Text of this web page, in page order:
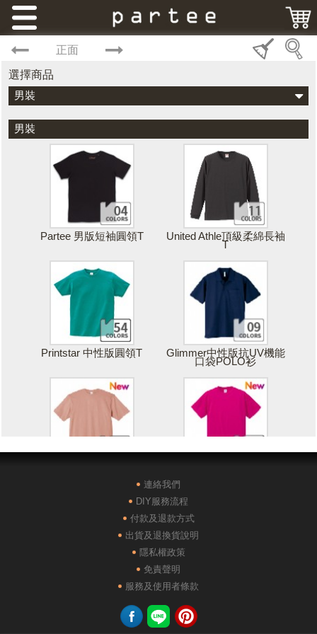
正面
選擇商品
男裝
男裝
Partee 男版短袖圓領T United Athle頂級柔綿長袖
T
Printstar 中性版圓領T Glimmer中性版抗UV機能
口袋POLO衫
POLONE1純棉短袖POLO AG28000落肩重磅精梳棉
連絡我們
DIY服務流程
付款及退款方式
出貨及退換貨說明
隱私權政策
免責聲明
服務及使用者條款